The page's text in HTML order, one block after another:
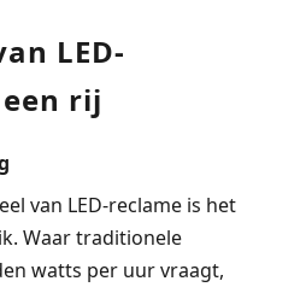
LED-
rij
van LED-reclame is het
Waar traditionele
watts per uur vraagt,